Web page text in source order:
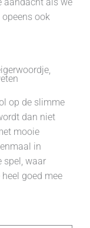
aandacht als we
ook
op de slimme
dan niet
mooie
in
spel, waar
goed mee